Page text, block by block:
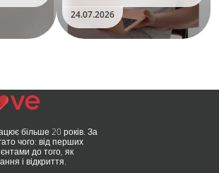
API
- це
естетики
безшумні моторчики та
стильний дизайн перетворили
їх на гаджет, який багато хто
використовує, тестує у
24.07.2026
більше 20 років. За
чого: від перших
до того, як
і відкриття.